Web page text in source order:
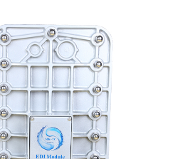
TC50 EDI设备
查看详情